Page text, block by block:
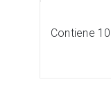
Contiene